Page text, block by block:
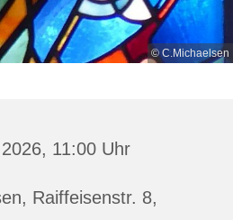
© C.Michaelsen
11:00 Uhr
Raiffeisenstr. 8,